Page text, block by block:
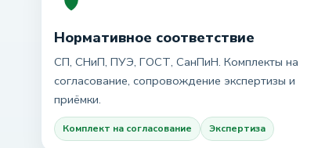
Нормативное соответствие
СП, СНиП, ПУЭ, ГОСТ, СанПиН. Комплекты на
согласование, сопровождение экспертизы и
приёмки.
Комплект на согласование Экспертиза